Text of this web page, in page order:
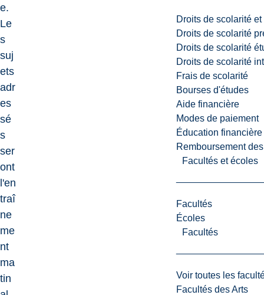
Droits de scolarité
Droits de scolarité
Droits de scolarité
Droits de scolarité
Frais de scolarité
Bourses d'études
Aide financière
Modes de paiement
Éducation financière
Remboursement
Facultés et écoles
Facultés
Écoles
Facultés
Voir toutes les
Facultés des Arts
e.
Le
s
suj
ets
adr
es
sé
s
ser
ont
l'en
traî
ne
me
nt
ma
tin